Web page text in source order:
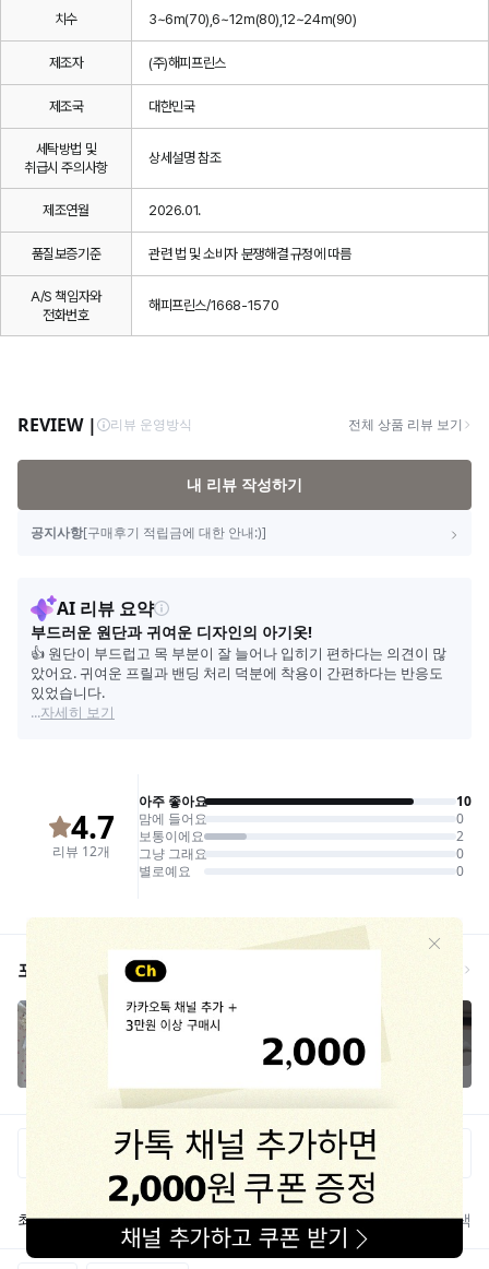
치수 3~6m(70),6~12m(80),12~24m(90)
제조자 (주)해피프린스
제조국 대한민국
세탁방법 및
취급시 주의사항
상세설명 참조
제조연월 2026.01.
품질보증기준 관련 법 및 소비자 분쟁해결 규정에 따름
A/S 책임자와
전화번호
해피프린스/1668-1570